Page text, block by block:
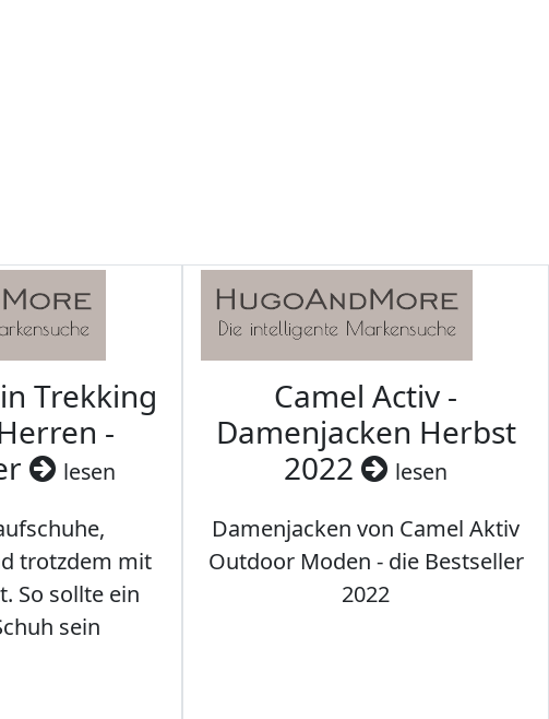
Trekking
-
lesen
trotzdem mit
So sollte ein
sein
Camel Activ -
Damenjacken Herbst
2022
lesen
Damenjacken von Camel Aktiv
Outdoor Moden - die Bestseller
2022